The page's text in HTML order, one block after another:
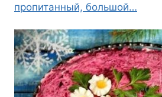
пропитанный, большой…